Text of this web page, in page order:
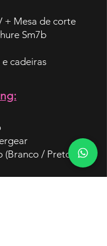
+ Mesa de corte
Sm7b
e cadeiras
/ Preto /